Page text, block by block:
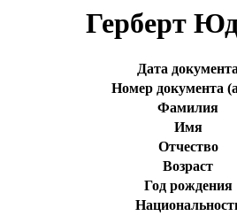
Герберт
Дата
Номер документа
Фамилия
Имя
Отчество
Возраст
Год рождения